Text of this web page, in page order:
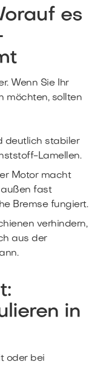
es
Wenn Sie Ihr
möchten, sollten
deutlich stabiler
Lamellen.
Motor macht
fast
Bremse fungiert.
verhindern,
aus der
in
oder bei